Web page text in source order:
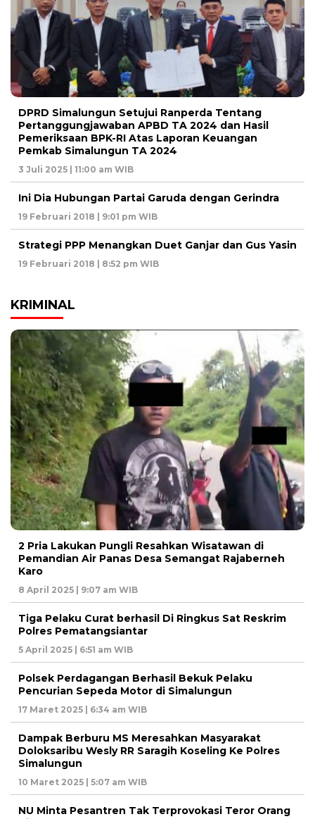
DPRD Simalungun Setujui Ranperda Tentang
Pertanggungjawaban APBD TA 2024 dan Hasil
Pemeriksaan BPK-RI Atas Laporan Keuangan
Pemkab Simalungun TA 2024
3 Juli 2025 | 11:00 am WIB
Ini Dia Hubungan Partai Garuda dengan Gerindra
19 Februari 2018 | 9:01 pm WIB
Strategi PPP Menangkan Duet Ganjar dan Gus Yasin
19 Februari 2018 | 8:52 pm WIB
KRIMINAL
2 Pria Lakukan Pungli Resahkan Wisatawan di
Pemandian Air Panas Desa Semangat Rajaberneh
Karo
8 April 2025 | 9:07 am WIB
Tiga Pelaku Curat berhasil Di Ringkus Sat Reskrim
Polres Pematangsiantar
5 April 2025 | 6:51 am WIB
Polsek Perdagangan Berhasil Bekuk Pelaku
Pencurian Sepeda Motor di Simalungun
17 Maret 2025 | 6:34 am WIB
Dampak Berburu MS Meresahkan Masyarakat
Doloksaribu Wesly RR Saragih Koseling Ke Polres
Simalungun
10 Maret 2025 | 5:07 am WIB
NU Minta Pesantren Tak Terprovokasi Teror Orang